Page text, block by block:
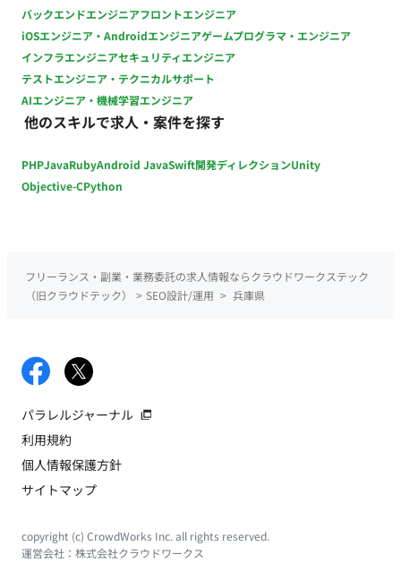
バックエンドエンジニアフロントエンジニア
iOSエンジニア・Androidエンジニアゲームプログラマ・エンジニア
インフラエンジニアセキュリティエンジニア
テストエンジニア・テクニカルサポート
AIエンジニア・機械学習エンジニア
他のスキルで求人・案件を探す
PHPJavaRubyAndroid JavaSwift開発ディレクションUnity
Objective-CPython
フリーランス・副業・業務委託の求人情報ならクラウドワークステック
（旧クラウドテック）
> SEO設計/運用 > 兵庫県
パラレルジャーナル
利用規約
個人情報保護方針
サイトマップ
copyright (c) CrowdWorks Inc. all rights reserved.
運営会社： 株式会社クラウドワークス